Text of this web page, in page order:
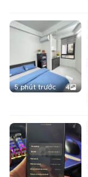
5 phút trước 4